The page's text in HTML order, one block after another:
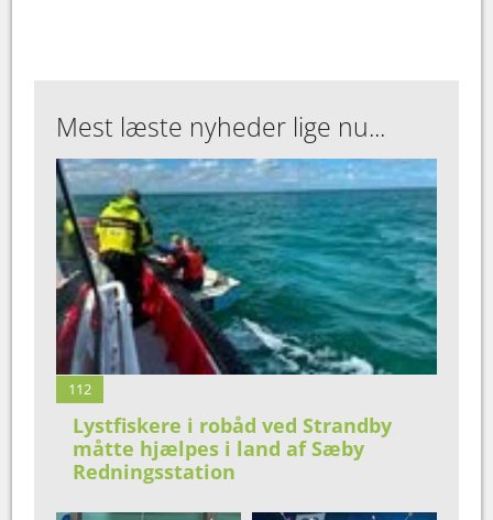
Mest læste nyheder lige nu...
112
Lystfiskere i robåd ved Strandby
måtte hjælpes i land af Sæby
Redningsstation